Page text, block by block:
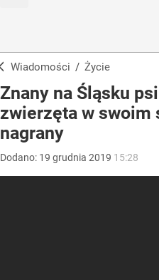
Wiadomości / Życie
Znany na Śląsku
zwierzęta w swoim
nagrany
Dodano: 19 grudnia 2019 15:28